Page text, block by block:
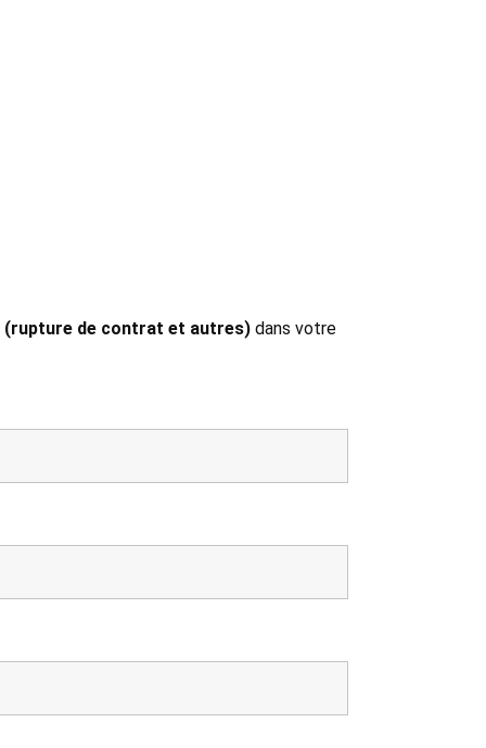
(rupture de contrat et autres) dans votre